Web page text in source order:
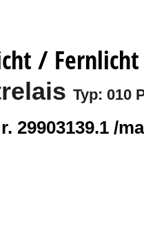
/ Fernlicht
Typ: 010
29903139.1 /